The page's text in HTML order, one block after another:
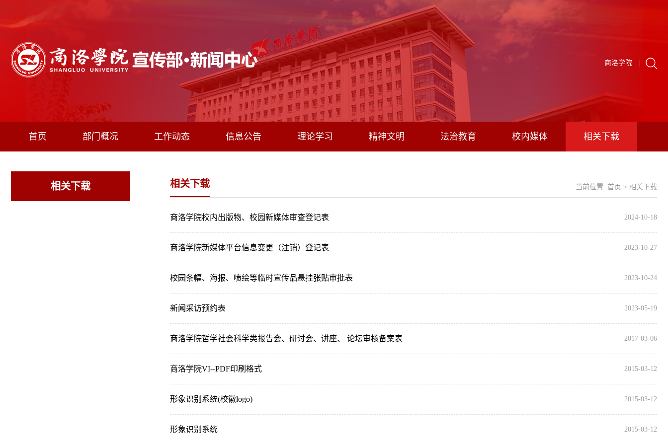
商洛学院 |
首页 部门概况 工作动态 信息公告 理论学习 精神文明 法治教育 校内媒体 相关下载
相关下载 相关下载 当前位置: 首页 > 相关下载
商洛学院校内出版物、校园新媒体审查登记表 2024-10-18
商洛学院新媒体平台信息变更（注销）登记表 2023-10-27
校园条幅、海报、喷绘等临时宣传品悬挂张贴审批表 2023-10-24
新闻采访预约表 2023-05-19
商洛学院哲学社会科学类报告会、研讨会、讲座、 论坛审核备案表 2017-03-06
商洛学院VI--PDF印刷格式 2015-03-12
形象识别系统(校徽logo) 2015-03-12
形象识别系统 2015-03-12